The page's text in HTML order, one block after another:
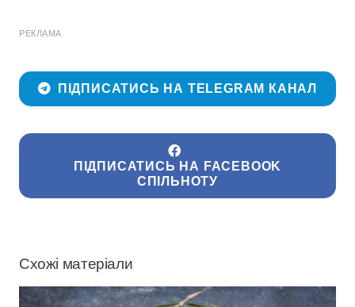
РЕКЛАМА
ПІДПИСАТИСЬ НА TELEGRAM КАНАЛ
ПІДПИСАТИСЬ НА FACEBOOK
СПІЛЬНОТУ
Схожі матеріали